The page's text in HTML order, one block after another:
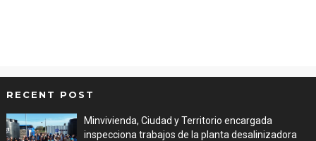
RECENT POST
Minvivienda, Ciudad y Territorio encargada
inspecciona trabajos de la planta desalinizadora